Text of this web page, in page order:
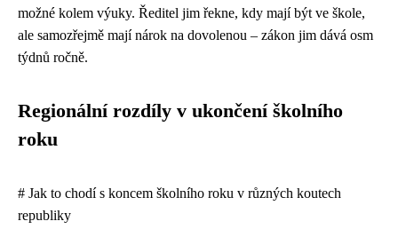
možné kolem výuky. Ředitel jim řekne, kdy mají být ve škole,
ale samozřejmě mají nárok na dovolenou – zákon jim dává osm
týdnů ročně.
Regionální rozdíly v ukončení školního
roku
# Jak to chodí s koncem školního roku v různých koutech
republiky